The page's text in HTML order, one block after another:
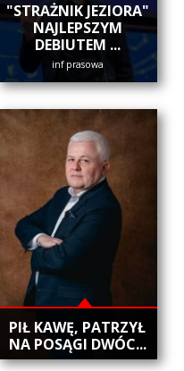
"STRAŻNIK JEZIORA"
NAJLEPSZYM
DEBIUTEM ...
inf prasowa
​PIŁ KAWĘ, PATRZYŁ
NA POSĄGI DWÓC...